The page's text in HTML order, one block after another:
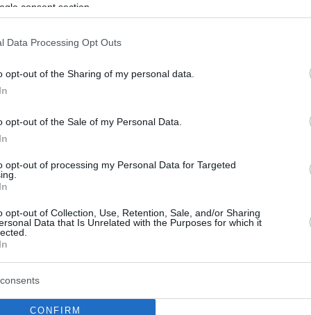
consent section.
Data Processing Opt Outs
opt-out of the Sharing of my personal data.
opt-out of the Sale of my Personal Data.
opt-out of processing my Personal Data for Targeted
opt-out of Collection, Use, Retention, Sale, and/or Sharing
Data that Is Unrelated with the Purposes for which it
CONFIRM
Βανίλια»: Κυκλοφόρησε το
της Βασιλείας Παπακώστα
έχει φέρει σε κατάσταση παρακμής και σήψης.
και δεν δημιουργείται πλέον εδώ